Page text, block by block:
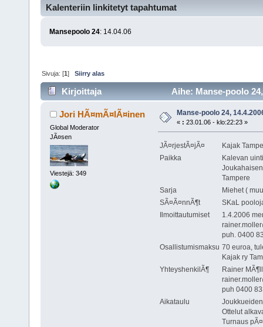
Kalenteriin linkitetyt tapahtumat
Mansepoolo 24: 14.04.06
Sivuja: [1]Siirry alas
Kirjoittaja Aihe: Manse-poolo
Jori HÃ¤mÃ¤lÃ¤inen
Global Moderator
JÃ¤sen
Viestejä: 349
Manse-poolo 24,
« : 23.01.06 - klo:22:23 »
JÃ¤rjestÃ¤jÃ¤
Kajak
Paikka
Kalevan
Tampere
Sarja
Miehet (
SÃ¤Ã¤nnÃ¶t
SKaL
Ilmoittautumiset
1.4.2006
puh. 0400
Osallistumismaksu 70 euroa,
Kajak ry
YhteyshenkilÃ¶
Rainer
puh 0400
Aikataulu
Ottelut
Turnaus